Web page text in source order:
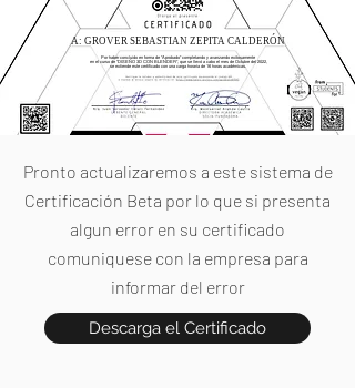
A: GROVER SEBASTIAN ZEPITA CALDERÓN
Por haber concluido en forma de "Aprobado" completando y avanzando exitosamente
en el curso de "DISEÑO 3D CON BLENDER", que se llevó a cabo el mes de Octubre del 2022,
se extiende este certificado con una carga horaria de 16 horas académicas.
Pronto actualizaremos a este sistema de
Certificación Beta por lo que si presenta
algun error en su certificado
comuniquese con la empresa para
informar del error
Descarga el Certificado